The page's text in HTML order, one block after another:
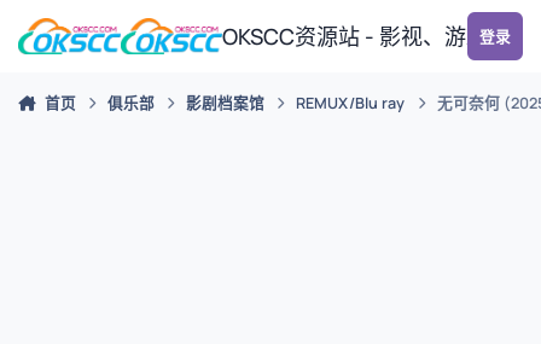
跳转到帖子
OKSCC资源站 - 影视、游戏、
登录
首页 俱乐部 影剧档案馆 REMUX/Blu ray 无可奈何